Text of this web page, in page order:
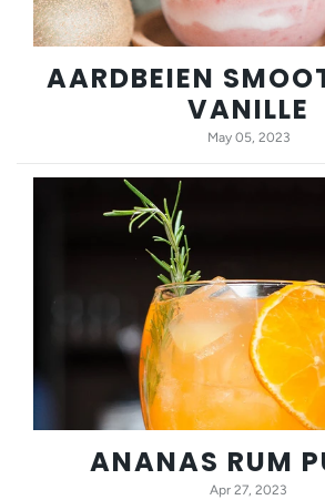
AARDBEIEN
VANILLE
May 05, 2023
ANANAS RUM
Apr 27, 2023